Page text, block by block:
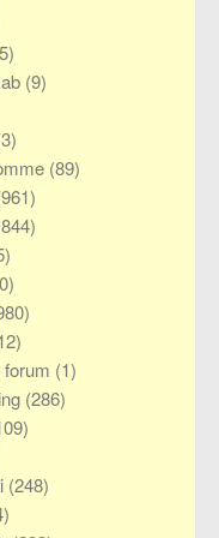
(9)
(89)
(1)
(286)
(248)